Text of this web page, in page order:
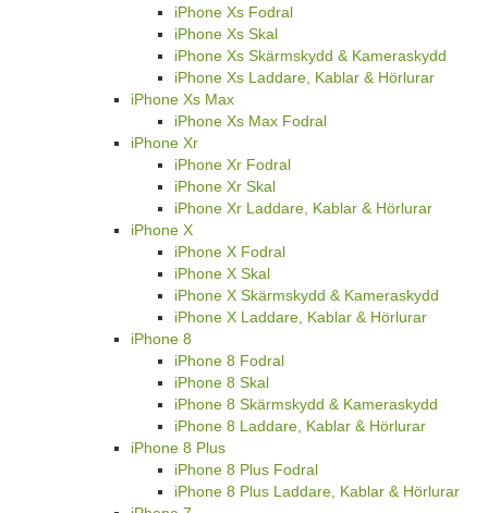
iPhone Xs Fodral
iPhone Xs Skal
iPhone Xs Skärmskydd & Kameraskydd
iPhone Xs Laddare, Kablar & Hörlurar
iPhone Xs Max
iPhone Xs Max Fodral
iPhone Xr
iPhone Xr Fodral
iPhone Xr Skal
iPhone Xr Laddare, Kablar & Hörlurar
iPhone X
iPhone X Fodral
iPhone X Skal
iPhone X Skärmskydd & Kameraskydd
iPhone X Laddare, Kablar & Hörlurar
iPhone 8
iPhone 8 Fodral
iPhone 8 Skal
iPhone 8 Skärmskydd & Kameraskydd
iPhone 8 Laddare, Kablar & Hörlurar
iPhone 8 Plus
iPhone 8 Plus Fodral
iPhone 8 Plus Laddare, Kablar & Hörlurar